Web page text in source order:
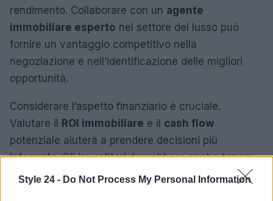
Style 24 - Do Not Process My Personal Information
rendimento. Collaborare con un agente
immobiliare esperto nel settore del lusso può
fornire un vantaggio competitivo nella
negoziazione e nell’identificazione delle migliori
opportunità.
Considerare l’aspetto finanziario è cruciale.
Valutare il ROI immobiliare e il cash flow
potenziale aiuterà a prendere decisioni più
informate. Gli investitori dovrebbero anche tenere
presente le implicazioni fiscali legate all’acquisto di